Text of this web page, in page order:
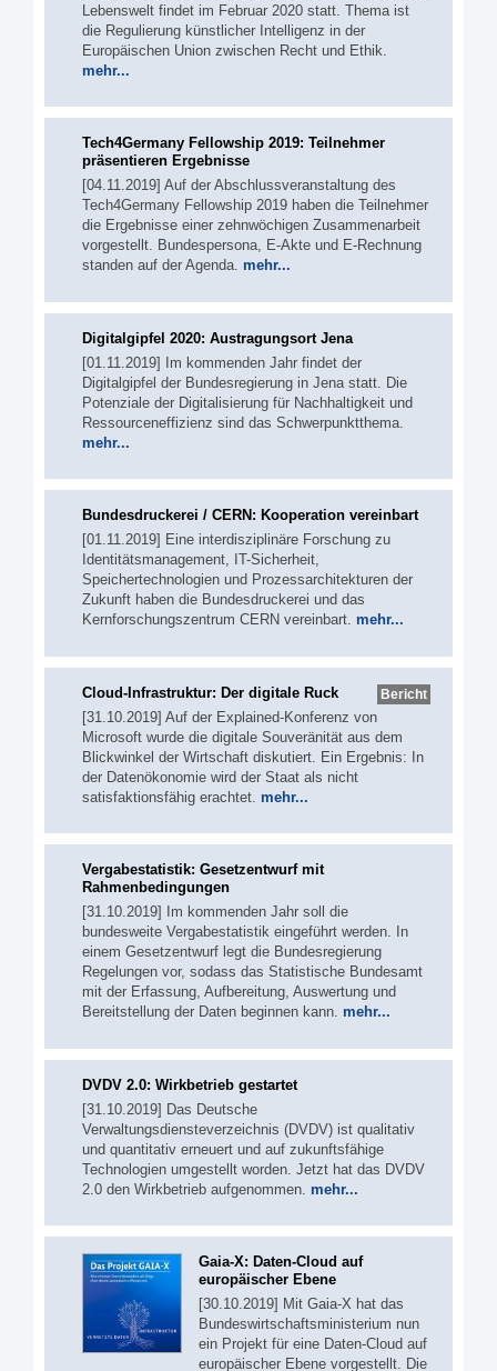
Lebenswelt findet im Februar 2020 statt. Thema ist
die Regulierung künstlicher Intelligenz in der
Europäischen Union zwischen Recht und Ethik.
mehr...
Tech4Germany Fellowship 2019: Teilnehmer
präsentieren Ergebnisse
[04.11.2019] Auf der Abschlussveranstaltung des
Tech4Germany Fellowship 2019 haben die Teilnehmer
die Ergebnisse einer zehnwöchigen Zusammenarbeit
vorgestellt. Bundespersona, E-Akte und E-Rechnung
standen auf der Agenda. mehr...
Digitalgipfel 2020: Austragungsort Jena
[01.11.2019] Im kommenden Jahr findet der
Digitalgipfel der Bundesregierung in Jena statt. Die
Potenziale der Digitalisierung für Nachhaltigkeit und
Ressourceneffizienz sind das Schwerpunktthema.
mehr...
Bundesdruckerei / CERN: Kooperation vereinbart
[01.11.2019] Eine interdisziplinäre Forschung zu
Identitätsmanagement, IT-Sicherheit,
Speichertechnologien und Prozessarchitekturen der
Zukunft haben die Bundesdruckerei und das
Kernforschungszentrum CERN vereinbart. mehr...
Bericht
Cloud-Infrastruktur: Der digitale Ruck
[31.10.2019] Auf der Explained-Konferenz von
Microsoft wurde die digitale Souveränität aus dem
Blickwinkel der Wirtschaft diskutiert. Ein Ergebnis: In
der Datenökonomie wird der Staat als nicht
satisfaktionsfähig erachtet. mehr...
Vergabestatistik: Gesetzentwurf mit
Rahmenbedingungen
[31.10.2019] Im kommenden Jahr soll die
bundesweite Vergabestatistik eingeführt werden. In
einem Gesetzentwurf legt die Bundesregierung
Regelungen vor, sodass das Statistische Bundesamt
mit der Erfassung, Aufbereitung, Auswertung und
Bereitstellung der Daten beginnen kann. mehr...
DVDV 2.0: Wirkbetrieb gestartet
[31.10.2019] Das Deutsche
Verwaltungsdiensteverzeichnis (DVDV) ist qualitativ
und quantitativ erneuert und auf zukunftsfähige
Technologien umgestellt worden. Jetzt hat das DVDV
2.0 den Wirkbetrieb aufgenommen. mehr...
Gaia-X: Daten-Cloud auf
europäischer Ebene
[30.10.2019] Mit Gaia-X hat das
Bundeswirtschaftsministerium nun
ein Projekt für eine Daten-Cloud auf
europäischer Ebene vorgestellt. Die